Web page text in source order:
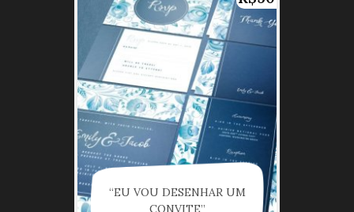
“EU VOU DESENHAR UM
CONVITE”